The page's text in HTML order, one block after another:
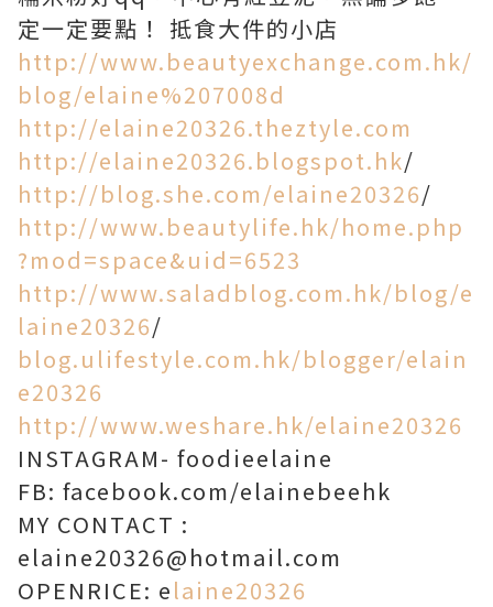
定一定要點！ 抵食大件的小店
http://www.beautyexchange.com.hk/
blog/elaine%207008d
http://elaine20326.theztyle.com
http://elaine20326.blogspot.hk/
http://blog.she.com/elaine20326/
http://www.beautylife.hk/home.php
?mod=space&uid=6523
http://www.saladblog.com.hk/blog/e
laine20326/
blog.ulifestyle.com.hk/blogger/elain
e20326
http://www.weshare.hk/elaine20326
INSTAGRAM- foodieelaine
FB: facebook.com/elainebeehk
MY CONTACT :
elaine20326@hotmail.com
OPENRICE: elaine20326